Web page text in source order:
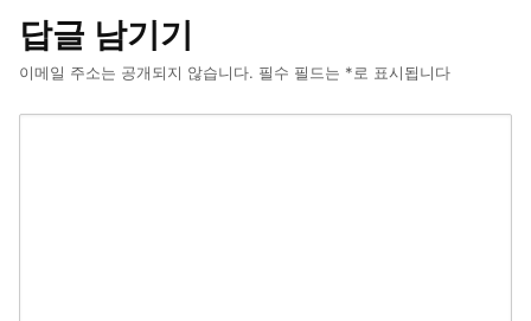
답글 남기기
이메일 주소는 공개되지 않습니다. 필수 필드는 *로 표시됩니다